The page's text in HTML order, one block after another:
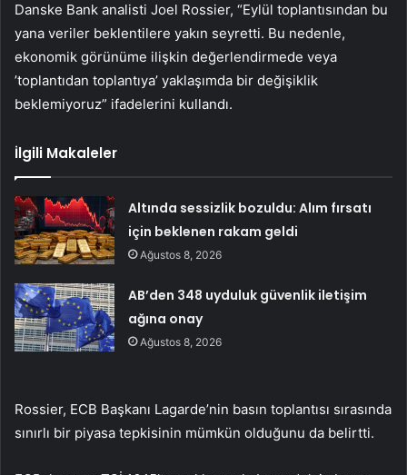
Danske Bank analisti Joel Rossier, “Eylül toplantısından bu
yana veriler beklentilere yakın seyretti. Bu nedenle,
ekonomik görünüme ilişkin değerlendirmede veya
’toplantıdan toplantıya’ yaklaşımda bir değişiklik
beklemiyoruz” ifadelerini kullandı.
İlgili Makaleler
Altında sessizlik bozuldu: Alım fırsatı
için beklenen rakam geldi
Ağustos 8, 2026
AB’den 348 uyduluk güvenlik iletişim
ağına onay
Ağustos 8, 2026
Rossier, ECB Başkanı Lagarde’nin basın toplantısı sırasında
sınırlı bir piyasa tepkisinin mümkün olduğunu da belirtti.